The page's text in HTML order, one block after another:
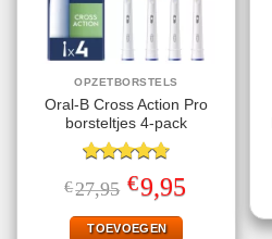
OPZETBORSTELS
Oral-B Cross Action Pro
borsteltjes 4-pack
Gewaardeerd
4.75uit 5
€27,95 Oorspronkelijke
prijs
was:
€27,95.
€9,95prijs
TOEVOEGEN